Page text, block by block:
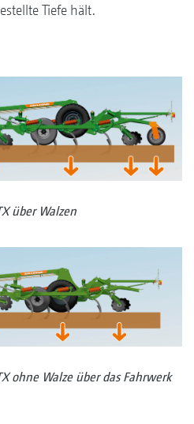
Tiefe hält.
über Walzen
ohne Walze über das Fahrwerk